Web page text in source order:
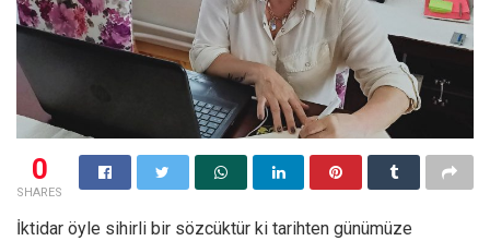
0
SHARES
İktidar öyle sihirli bir sözcüktür ki tarihten günümüze